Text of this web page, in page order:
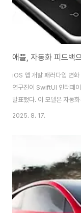
iOS 앱 개발 패러다임 변
연구진이 SwiftUI 인터페
발표했다. 이 모델은 자동
언어 모델들이 UI 코드 생
면, UICoder는 자동화된
되었다. 이 프로젝트는
Models to Generate
Feedback"라는 연구 논문
2025. 8. 17.